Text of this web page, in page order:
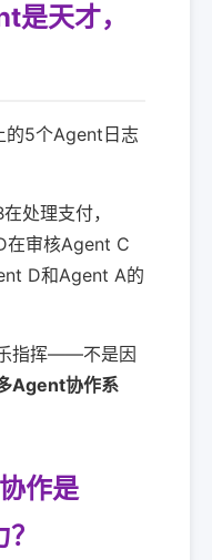
是天才，
的5个Agent日志
处理支付，
在审核Agent C
D和Agent A的
指挥——不是因
Agent协作系
作是